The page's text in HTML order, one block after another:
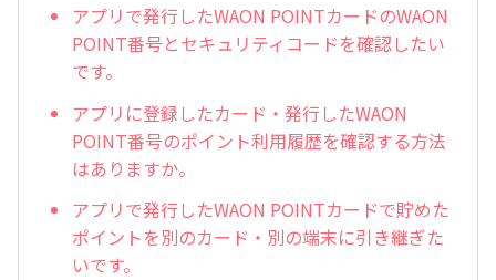
アプリで発行したWAON POINTカードのWAON
POINT番号とセキュリティコードを確認したい
です。
アプリに登録したカード・発行したWAON
POINT番号のポイント利用履歴を確認する方法
はありますか。
アプリで発行したWAON POINTカードで貯めた
ポイントを別のカード・別の端末に引き継ぎた
いです。